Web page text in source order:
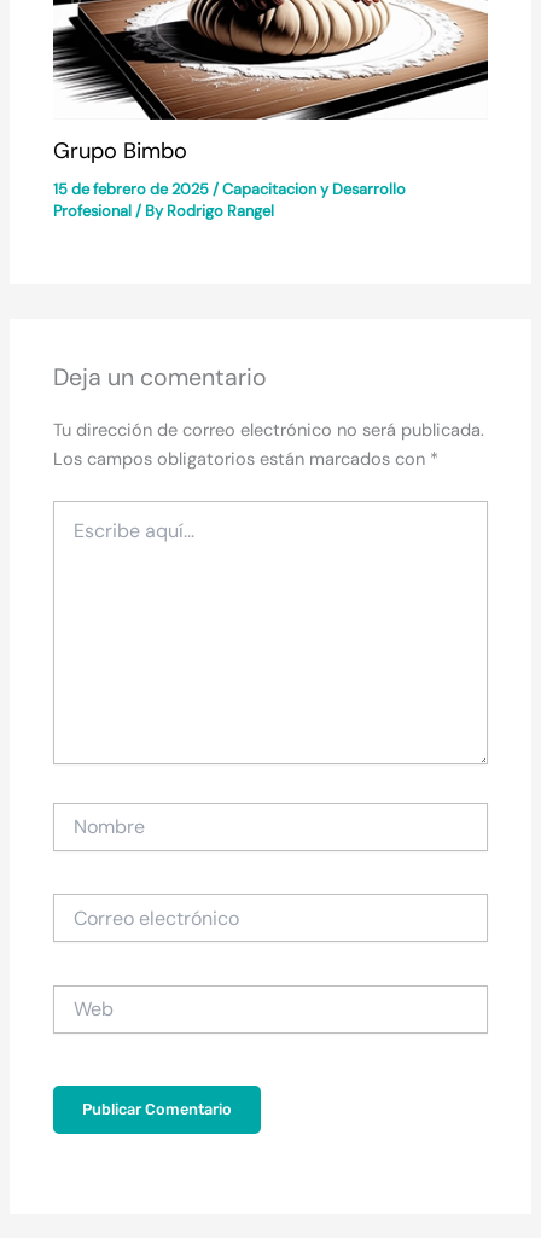
Grupo Bimbo
15 de febrero de 2025/Capacitacion y Desarrollo
Profesional/ ByRodrigo Rangel
Deja un comentario
Tu dirección de correo electrónico no será publicada.
Los campos obligatorios están marcados con *
aquí...
electrónico